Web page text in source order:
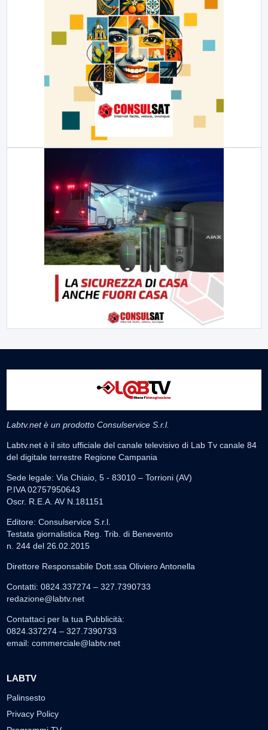
Labtv.net è un prodotto Consulservice S.r.l.
Labtv.net è il sito ufficiale del canale televisivo di Lab Tv canale 84
del digitale terrestre Regione Campania
Sede legale: Via Chiaio, 5 - 83010 – Torrioni (AV)
P.IVA 02757950643
Oscr. R.E.A. AV N.181151
Editore: Consulservice S.r.l.
Testata giornalistica Reg. Trib. di Benevento
n. 244 del 26.02.2015
Direttore Responsabile Dott.ssa Oliviero Antonella
Contatti: 0824.337274 – 327.7390733
redazione@labtv.net
Contattaci per la tua Pubblicità:
0824.337274 – 327.7390733
email: commerciale@labtv.net
LABTV
Palinsesto
Privacy Policy